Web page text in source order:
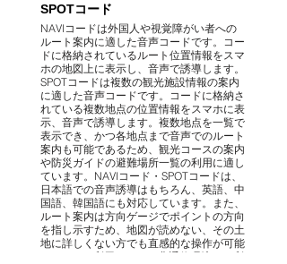
SPOTコード
NAVIコードは外国人や視覚障がい者への
ルート案内に適した音声コードです。コー
ドに格納されているルート位置情報をスマ
ホの地図上に表示し、音声で誘導します。
SPOTコードは複数の観光施設情報の案内
に適した音声コードです。コードに格納さ
れている複数地点の位置情報をスマホに表
示、音声で誘導します。複数地点を一覧で
表示でき、かつ各地点まで音声でのルート
案内も可能であるため、観光コースの案内
や防災ガイドの避難場所一覧の利用に適し
ています。NAVIコード・SPOTコードは、
日本語での音声誘導はもちろん、英語、中
国語、韓国語にも対応しています。また、
ルート案内は方向ゲージでポイントの方向
を指し示すため、地図が読めない、その土
地に詳しくない方でも直感的な操作が可能
で、GPSを利用するため非通信環境でも利